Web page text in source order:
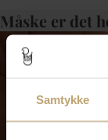
Samtykke
Måske er det